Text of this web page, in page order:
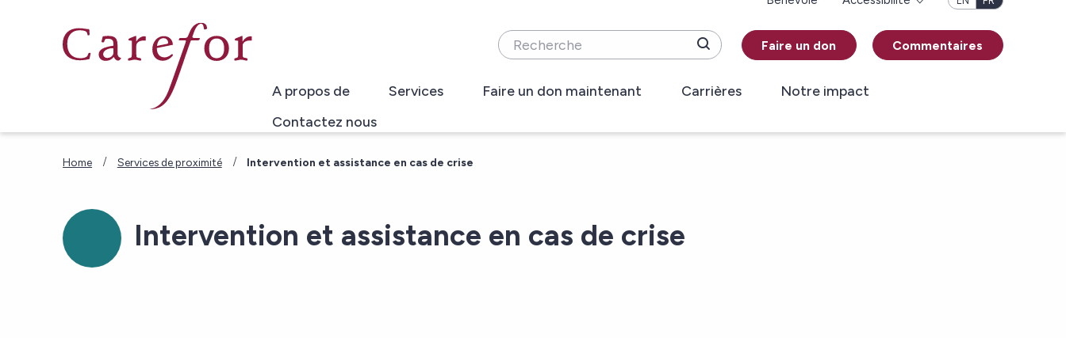
Recherche Faire un don Commentaires
A propos de Services Faire un don maintenant Carrières
Notre impact
Contactez nous
Home / Services de proximité / Intervention et assistance en cas de crise
Intervention et assistance en cas de crise